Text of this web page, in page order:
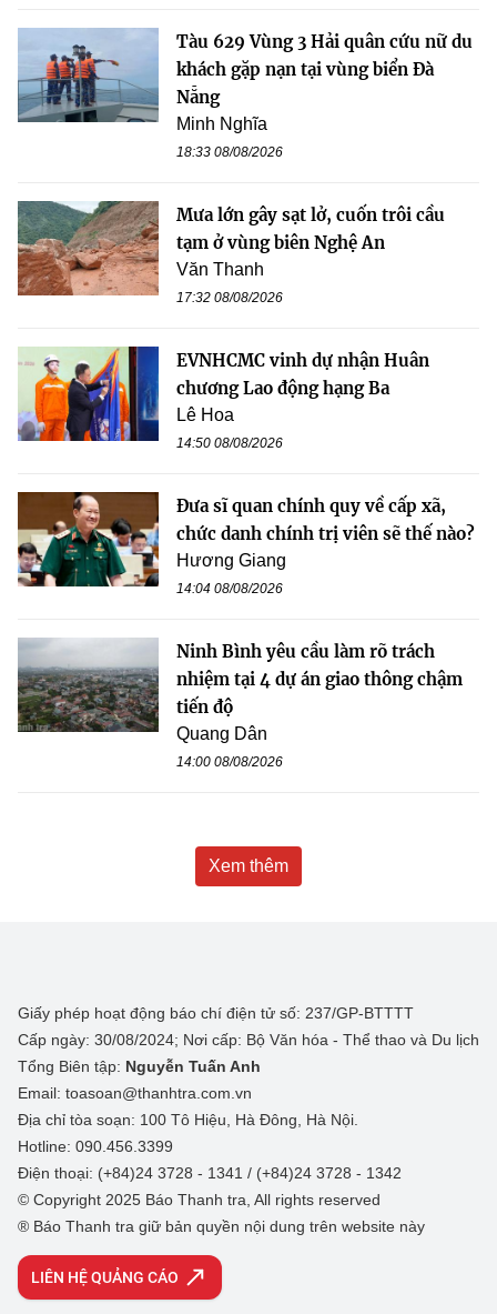
Tàu 629 Vùng 3 Hải quân cứu nữ du
khách gặp nạn tại vùng biển Đà
Nẵng
Minh Nghĩa
18:33 08/08/2026
Mưa lớn gây sạt lở, cuốn trôi cầu
tạm ở vùng biên Nghệ An
Văn Thanh
17:32 08/08/2026
EVNHCMC vinh dự nhận Huân
chương Lao động hạng Ba
Lê Hoa
14:50 08/08/2026
Đưa sĩ quan chính quy về cấp xã,
chức danh chính trị viên sẽ thế nào?
Hương Giang
14:04 08/08/2026
Ninh Bình yêu cầu làm rõ trách
nhiệm tại 4 dự án giao thông chậm
tiến độ
Quang Dân
14:00 08/08/2026
Xem thêm
Giấy phép hoạt động báo chí điện tử số: 237/GP-BTTTT
Cấp ngày: 30/08/2024; Nơi cấp: Bộ Văn hóa - Thể thao và Du lịch
Tổng Biên tập: Nguyễn Tuấn Anh
Email: toasoan@thanhtra.com.vn
Địa chỉ tòa soạn: 100 Tô Hiệu, Hà Đông, Hà Nội.
Hotline: 090.456.3399
Điện thoại: (+84)24 3728 - 1341 / (+84)24 3728 - 1342
© Copyright 2025 Báo Thanh tra, All rights reserved
® Báo Thanh tra giữ bản quyền nội dung trên website này
LIÊN HỆ QUẢNG CÁO